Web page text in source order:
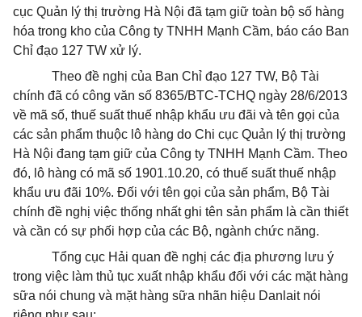
cục Quản lý thị trường Hà Nội đã tạm giữ toàn bộ số hàng
hóa trong kho của Công ty TNHH Mạnh Cầm, báo cáo Ban
Chỉ đạo 127 TW xử lý.
Theo đề nghị của Ban Chỉ đạo 127 TW, Bộ Tài
chính đã có công văn số 8365/BTC-TCHQ ngày 28/6/2013
về mã số, thuế suất thuế nhập khẩu ưu đãi và tên gọi của
các sản phẩm thuộc lô hàng do Chi cục Quản lý thị trường
Hà Nội đang tạm giữ của Công ty TNHH Mạnh Cầm. Theo
đó, lô hàng có mã số 1901.10.20, có thuế suất thuế nhập
khẩu ưu đãi 10%. Đối với tên gọi của sản phẩm, Bộ Tài
chính đề nghị việc thống nhất ghi tên sản phẩm là cần thiết
và cần có sự phối hợp của các Bộ, ngành chức năng.
Tổng cục Hải quan đề nghị các địa phương lưu ý
trong việc làm thủ tục xuất nhập khẩu đối với các mặt hàng
sữa nói chung và mặt hàng sữa nhãn hiệu Danlait nói